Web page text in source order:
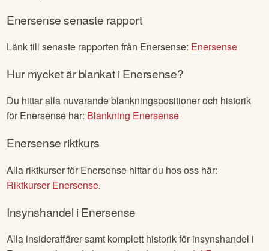
Enersensesenaste rapport
Länk till senaste rapporten från Enersense: Enersense
Hur mycket är blankat iEnersense?
Du hittar alla nuvarande blankningspositioner och historik
för Enersense här: Blankning Enersense
Enersense riktkurs
Alla riktkurser för Enersense hittar du hos oss här:
RiktkurserEnersense.
Insynshandel iEnersense
Alla insideraffärer samt komplett historik för insynshandel i